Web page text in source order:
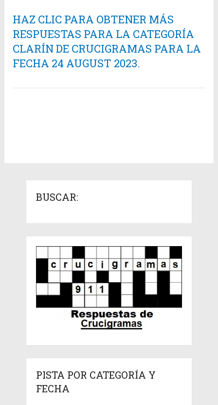
HAZ CLIC PARA OBTENER MÁS
RESPUESTAS PARA LA CATEGORÍA
CLARÍN DE CRUCIGRAMAS PARA LA
FECHA 24 AUGUST 2023.
BUSCAR:
PISTA POR CATEGORÍA Y
FECHA